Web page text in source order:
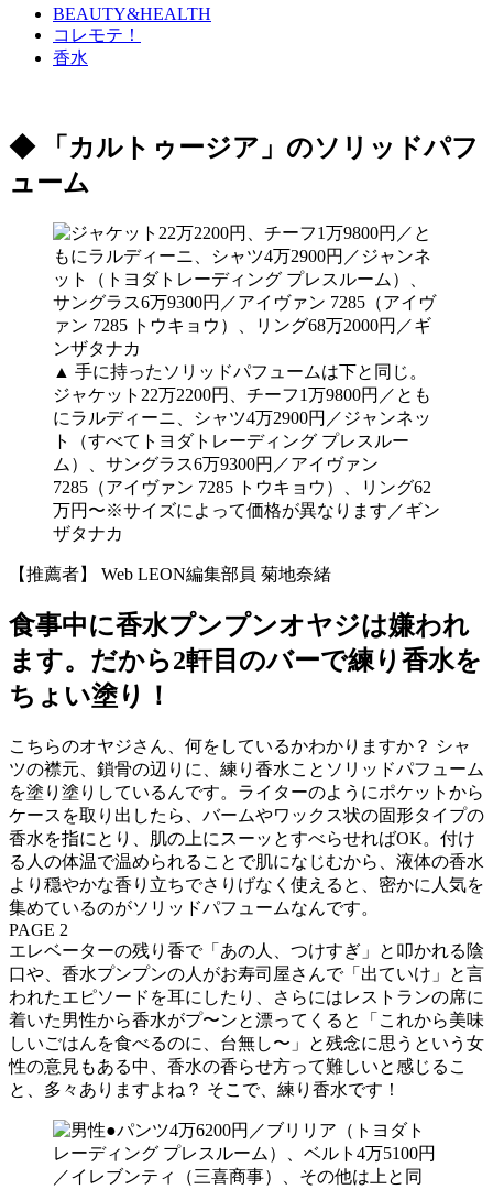
BEAUTY&HEALTH
コレモテ！
香水
◆ 「カルトゥージア」のソリッドパフ
ューム
▲ 手に持ったソリッドパフュームは下と同じ。
ジャケット22万2200円、チーフ1万9800円／とも
にラルディーニ、シャツ4万2900円／ジャンネッ
ト（すべてトヨダトレーディング プレスルー
ム）、サングラス6万9300円／アイヴァン
7285（アイヴァン 7285 トウキョウ）、リング62
万円〜※サイズによって価格が異なります／ギン
ザタナカ
【推薦者】 Web LEON編集部員 菊地奈緒
食事中に香水プンプンオヤジは嫌われ
ます。だから2軒目のバーで練り香水を
ちょい塗り！
こちらのオヤジさん、何をしているかわかりますか？ シャ
ツの襟元、鎖骨の辺りに、練り香水ことソリッドパフューム
を塗り塗りしているんです。ライターのようにポケットから
ケースを取り出したら、バームやワックス状の固形タイプの
香水を指にとり、肌の上にスーッとすべらせればOK。付け
る人の体温で温められることで肌になじむから、液体の香水
より穏やかな香り立ちでさりげなく使えると、密かに人気を
集めているのがソリッドパフュームなんです。
PAGE 2
エレベーターの残り香で「あの人、つけすぎ」と叩かれる陰
口や、香水プンプンの人がお寿司屋さんで「出ていけ」と言
われたエピソードを耳にしたり、さらにはレストランの席に
着いた男性から香水がプ〜ンと漂ってくると「これから美味
しいごはんを食べるのに、台無し〜」と残念に思うという女
性の意見もある中、香水の香らせ方って難しいと感じるこ
と、多々ありますよね？ そこで、練り香水です！